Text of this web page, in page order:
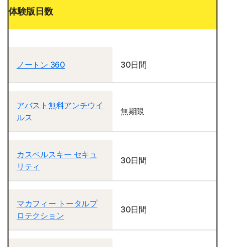
体験版日数
ノートン 360 30日間
アバスト無料アンチウイ
ルス
無期限
カスペルスキー セキュ
リティ
30日間
マカフィー トータルプ
ロテクション
30日間